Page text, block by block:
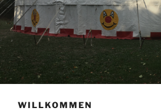
WILLKOMMEN